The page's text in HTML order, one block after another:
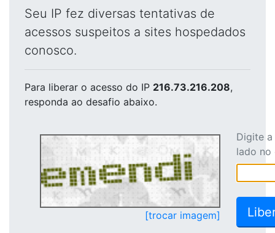
Seu IP fez diversas tentativas de
acessos suspeitos a sites hospedados
conosco.
Para liberar o acesso do IP 216.73.216.208,
responda ao desafio abaixo.
[trocar imagem]
Digite
lado no